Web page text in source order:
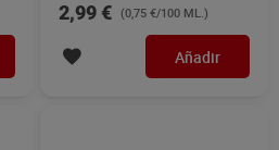
2,99 € (0,75 €/100 ML.)
Añadir